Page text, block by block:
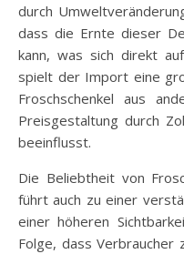
durch
dass die Ernte dieser
kann, was sich direkt
spielt der Import eine
Froschschenkel aus
Preisgestaltung durch
beeinflusst.
Die Beliebtheit von
führt auch zu einer
einer höheren
Folge, dass Verbraucher